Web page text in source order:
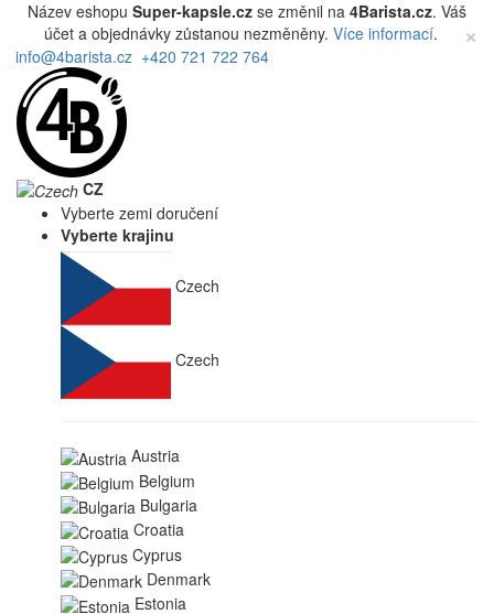
Název eshopu Super-kapsle.cz se změnil na 4Barista.cz. Váš
účet a objednávky zůstanou nezměněny. Více informací. ×
info@4barista.cz +420 721 722 764
CZ
Vyberte zemi doručení
Vyberte krajinu
Czech
Czech
Austria
Belgium
Bulgaria
Croatia
Cyprus
Denmark
Estonia